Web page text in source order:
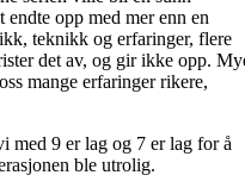
opp med mer enn en
teknikk og erfaringer, flere
det av, og gir ikke opp.
mange erfaringer rikere,
med 9 er lag og 7 er lag for å
ble utrolig.